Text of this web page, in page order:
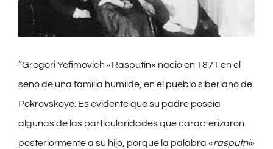
“Gregori Yefimovich «Rasputín» nació en 1871 en el
seno de una familia humilde, en el pueblo siberiano de
Pokrovskoye. Es evidente que su padre poseía
algunas de las particularidades que caracterizaron
posteriormente a su hijo, porque la palabra «rasputni»